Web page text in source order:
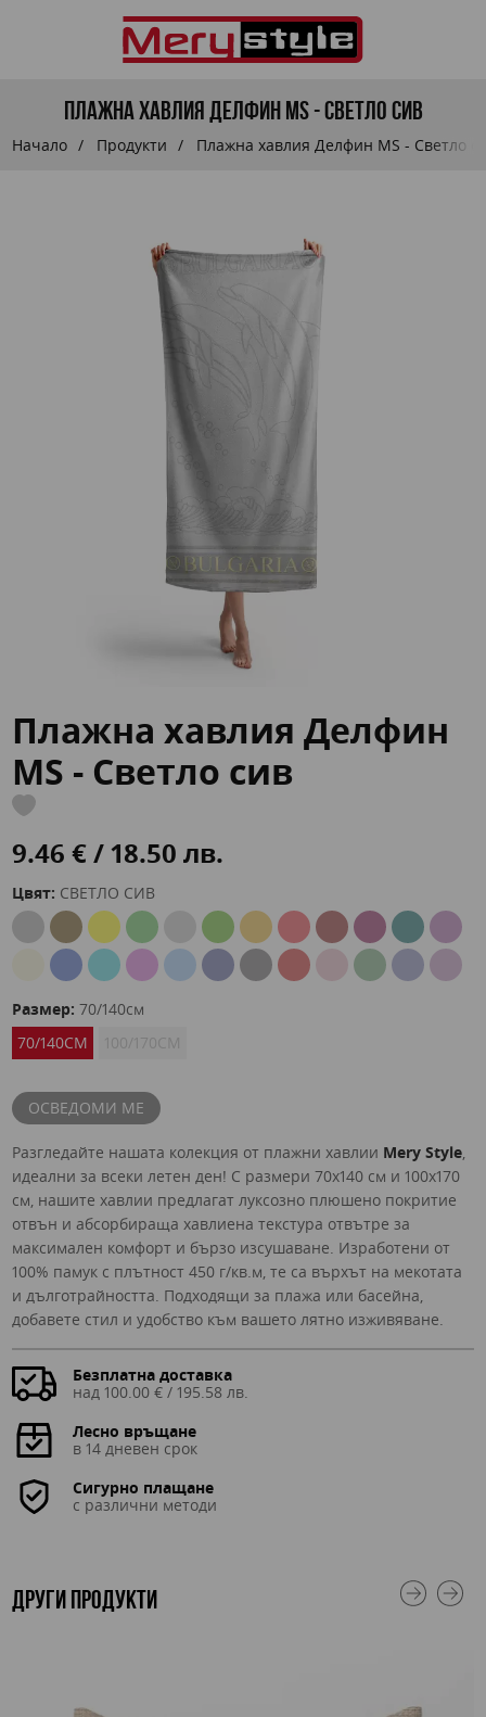
Плажна хавлия Делфин MS - Светло сив
Начало Продукти Плажна хавлия Делфин MS - Светло
Плажна хавлия Делфин
MS - Светло сив
9.46 € / 18.50 лв.
Цвят: СВЕТЛО СИВ
Размер:70/140см
70/140СМ
100/170СМ
ОСВЕДОМИ МЕ
Разгледайте нашата колекция от плажни хавлии Mery Style,
идеални за всеки летен ден! С размери 70x140 см и 100x170
см, нашите хавлии предлагат луксозно плюшено покритие
отвън и абсорбираща хавлиена текстура отвътре за
максимален комфорт и бързо изсушаване. Изработени от
100% памук с плътност 450 г/кв.м, те са върхът на мекотата
и дълготрайността. Подходящи за плажа или басейна,
добавете стил и удобство към вашето лятно изживяване.
Безплатна доставка
над 100.00 € / 195.58 лв.
Лесно връщане
в 14 дневен срок
Сигурно плащане
с различни методи
ДРУГИ ПРОДУКТИ